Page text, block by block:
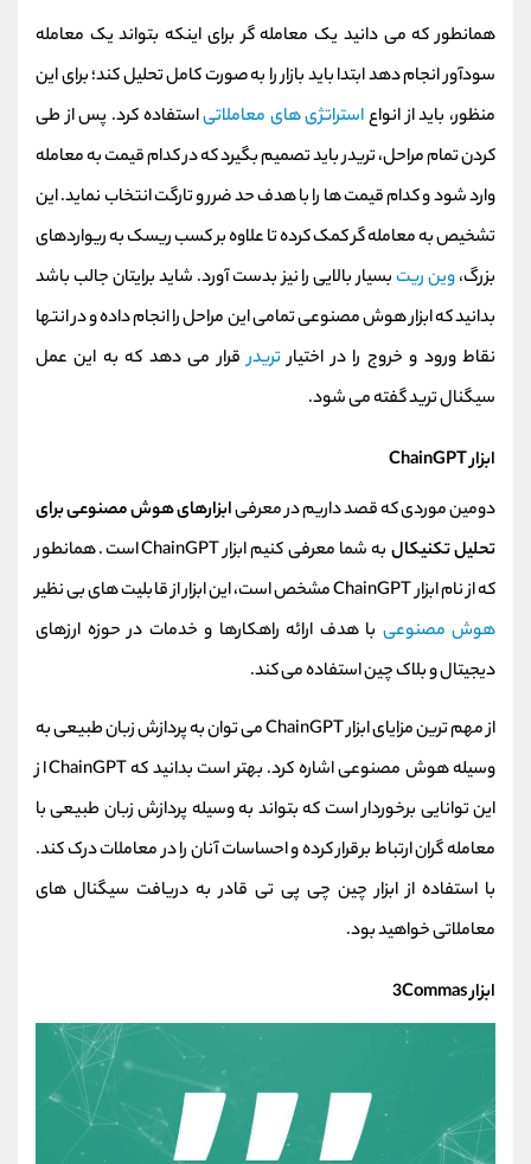
همانطور که می دانید یک معامله گر برای اینکه بتواند یک معامله
سودآور انجام دهد ابتدا باید بازار را به صورت کامل تحلیل کند؛ برای این
منظور، باید از انواعاستراتژی های معاملاتیاستفاده کرد. پس از طی
کردن تمام مراحل، تریدر باید تصمیم بگیرد که در کدام قیمت به معامله
وارد شود و کدام قیمت ها را با هدف حد ضرر و تارگت انتخاب نماید. این
تشخیص به معامله گر کمک کرده تا علاوه بر کسب ریسک به ریواردهای
بزرگ،وین ریتبسیار بالایی را نیز بدست آورد. شاید برایتان جالب باشد
بدانید که ابزار هوش مصنوعی تمامی این مراحل را انجام داده و در انتها
نقاط ورود و خروج را در اختیارتریدرقرار می دهد که به این عمل
سیگنال ترید گفته می شود.
ابزار ChainGPT
دومین موردی که قصد داریم در معرفیابزارهای هوش مصنوعی برای
تحلیل تکنیکال
به شما معرفی کنیم ابزار ChainGPT است. همانطور
که از نام ابزار ChainGPT مشخص است، این ابزار از قابلیت های بی نظیر
هوش مصنوعی با هدف ارائه راهکارها و خدمات در حوزه ارزهای
دیجیتال و بلاک چین استفاده می کند.
از مهم ترین مزایای ابزار ChainGPT می توان به پردازش زبان طبیعی به
وسیله هوش مصنوعی اشاره کرد. بهتر است بدانید که ChainGPT از
این توانایی برخوردار است که بتواند به وسیله پردازش زبان طبیعی با
معامله گران ارتباط برقرار کرده و احساسات آنان را در معاملات درک کند.
با استفاده از ابزار چین‌ چی پی تی قادر به دریافت سیگنال های
معاملاتی خواهید بود.
ابزار 3Commas